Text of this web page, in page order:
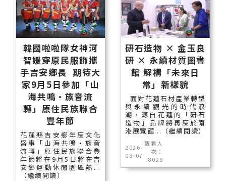
韓國啦啦隊女神河
智媛穿原民服飾攜
手吉安鄉長 期待大
家9月5日參加「山
海共鳴•族音流
轉」原住民族聯合
豐年節
花蓮縣吉安鄉年度文化
盛事「山海共鳴•族音
流轉」原住民族聯合豐
年節將在9月5日將在吉
安鄉運動休閒園區熱...
（繼續閱讀）
研石造物 × 金玉良
研 × 永續材質圖書
館 解構「未來日
常」新樣貌
面對花蓮石材產業轉型
與永續觀光的時代浪
潮，源自花蓮的「研石
造物」品牌將再度於南
港展覽館...（繼續閱讀）
2026-
08-07
觀看人
次：
8029